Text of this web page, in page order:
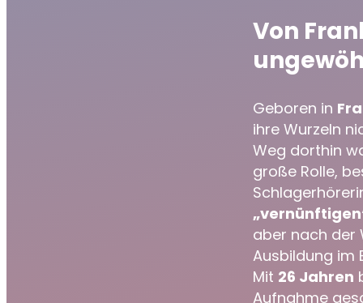
Von
Geboren in
ihre Wurzeln
Weg dorthin
große Rolle,
aber nach der
Ausbildung im
Mit 26 Jahren
Aufnahme